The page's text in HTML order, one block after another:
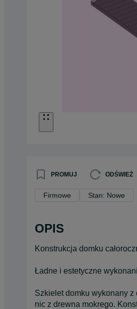
PROMUJ ODŚWIEŻ
Firmowe Stan: Nowe
OPIS
Konstrukcja domku
Ładne i estetyczne
Szkielet domku wykonany
nic z drewna mokrego.